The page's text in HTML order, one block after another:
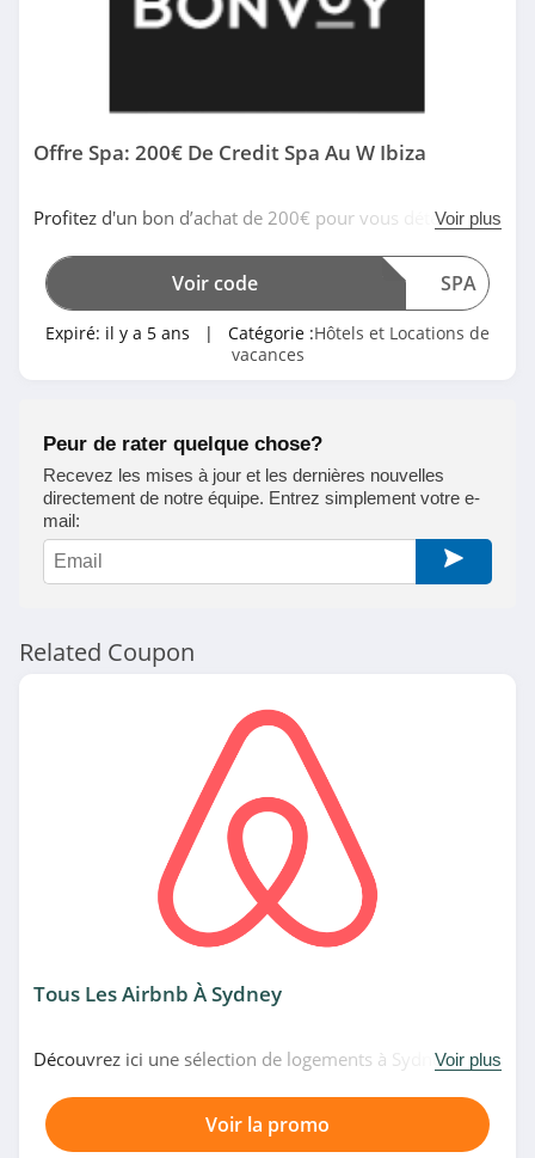
Offre Spa: 200€ De Credit Spa Au W Ibiza
Profitez d'un bon d’achat de 200€ pour vous détendre
Marriott. À saisir!
Voir plus
SPA
Voir code
Expiré: il y a 5 ans | Catégorie :Hôtels et Locations de
vacances
Peur de rater quelque chose?
Recevez les mises à jour et les dernières nouvelles
directement de notre équipe. Entrez simplement votre e-
mail:
Related Coupon
Tous Les Airbnb À Sydney
Découvrez ici une sélection de logements à Sydney chez
Voir plus
Voir la promo